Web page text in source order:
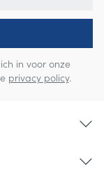
in voor onze
privacy policy.